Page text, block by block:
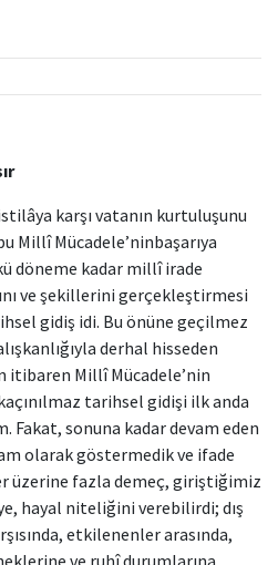
karşı vatanın kurtuluşunu
Millî Mücadele’ninbaşarıya
döneme kadar millî irade
ve şekillerini gerçekleştirmesi
gidiş idi. Bu önüne geçilmez
derhal hisseden
itibaren Millî Mücadele’nin
tarihsel gidişi ilk anda
Fakat, sonuna kadar devam eden
olarak göstermedik ve ifade
üzerine fazla demeç, giriştiğimiz
hayal niteliğini verebilirdi; dış
etkilenenler arasında,
ve ruhî durumlarına